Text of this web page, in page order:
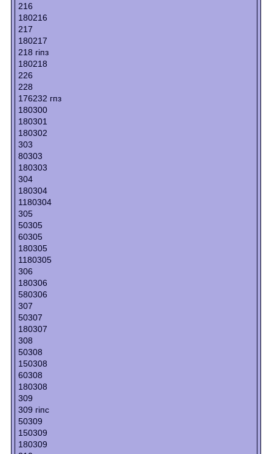
216
180216
217
180217
218 гіпз
180218
226
228
176232 гпз
180300
180301
180302
303
80303
180303
304
180304
1180304
305
50305
60305
180305
1180305
306
180306
580306
307
50307
180307
308
50308
150308
60308
180308
309
309 гіпс
50309
150309
180309